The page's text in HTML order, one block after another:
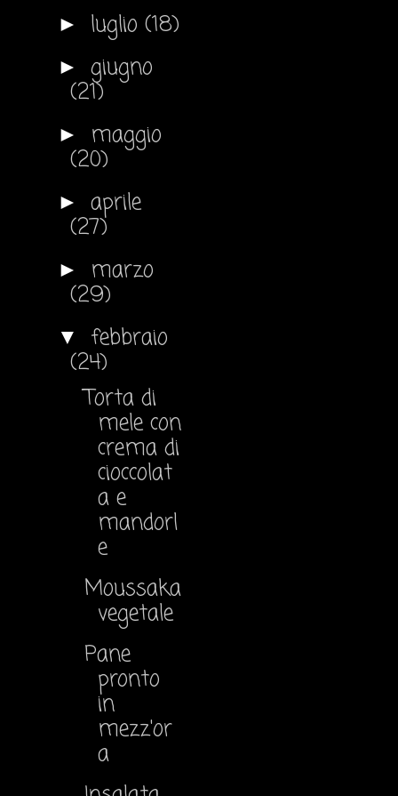
► luglio (18)
► giugno
(21)
► maggio
(20)
► aprile
(27)
► marzo
(29)
▼ febbraio
(24)
Torta di
mele con
crema di
cioccolat
a e
mandorl
e
Moussaka
vegetale
Pane
pronto
in
mezz'or
a